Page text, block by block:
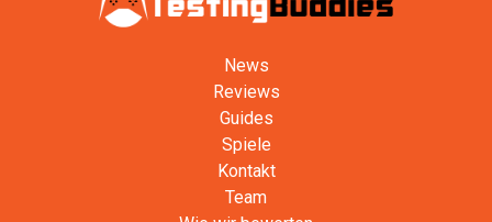
News
Reviews
Guides
Spiele
Kontakt
Team